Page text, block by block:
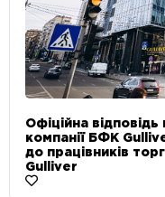
Офіційна
компанії БФК
до працівників
Gulliver